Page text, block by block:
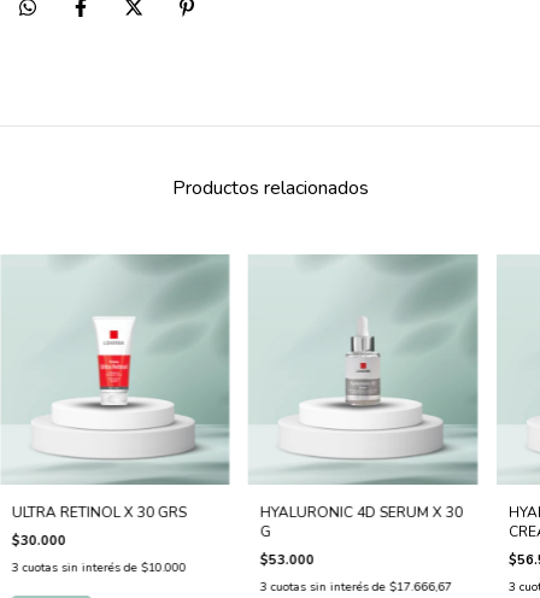
Productos relacionados
ULTRA RETINOL X 30 GRS
$30.000
3 cuotas sin interés de $10.000
HYALURONIC 4D SERUM X 30
G
$53.000
3 cuotas sin interés de $17.666,67 3